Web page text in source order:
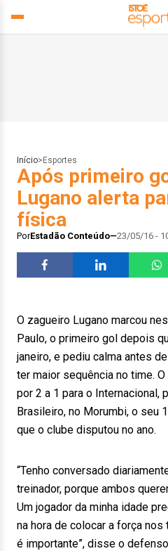
Início> Esportes
Após primeiro
Lugano alerta
física
PorEstadão Conteúdo 23/05/16 -
O zagueiro Lugano marcou
Paulo, o primeiro gol depois
janeiro, e pediu calma antes
ter maior sequência no time.
por 2 a 1 para o Internacional,
Brasileiro, no Morumbi, o seu
que o clube disputou no ano.
“Tenho conversado
treinador, porque ambos
Um jogador da minha idade
na hora de colocar a força
é importante”, disse o